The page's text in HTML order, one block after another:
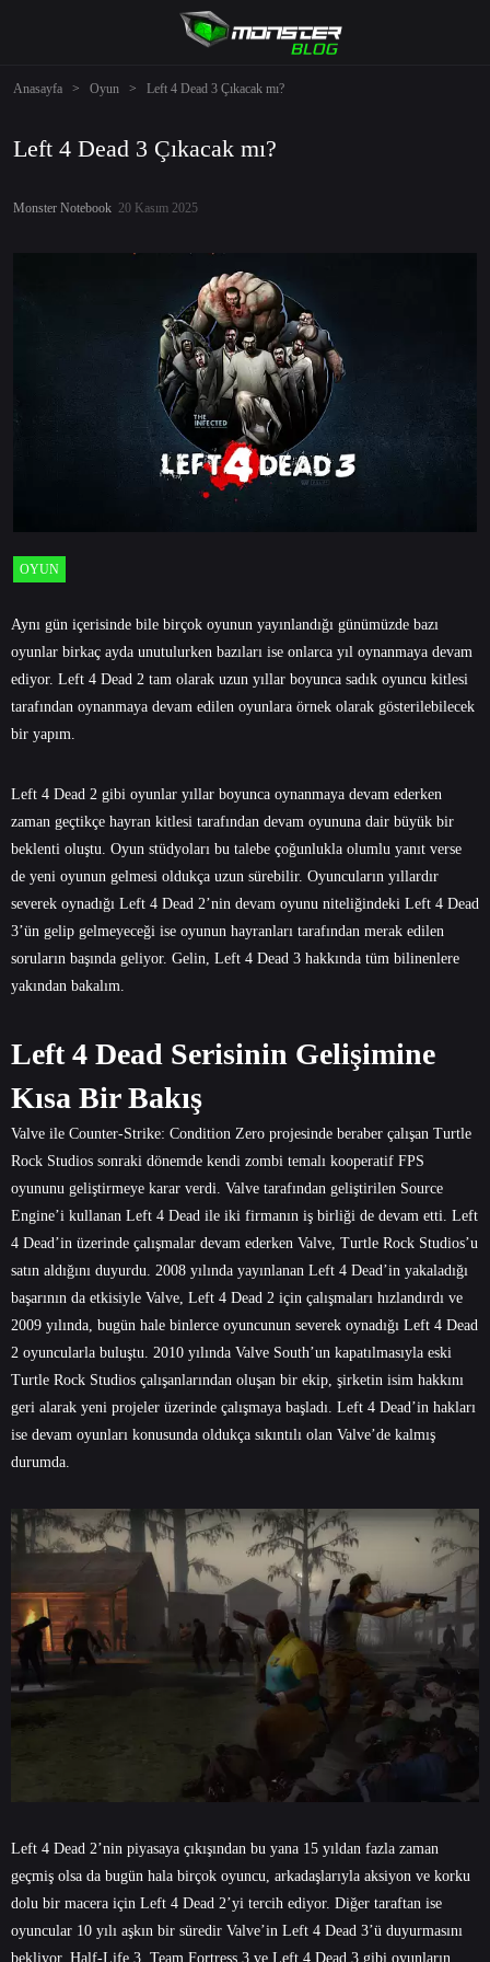
Anasayfa > Oyun > Left 4 Dead 3 Çıkacak mı?
Left 4 Dead 3 Çıkacak mı?
Monster Notebook 20 Kasım 2025
OYUN
Aynı gün içerisinde bile birçok oyunun yayınlandığı günümüzde bazı
oyunlar birkaç ayda unutulurken bazıları ise onlarca yıl oynanmaya devam
ediyor. Left 4 Dead 2 tam olarak uzun yıllar boyunca sadık oyuncu kitlesi
tarafından oynanmaya devam edilen oyunlara örnek olarak gösterilebilecek
bir yapım.
Left 4 Dead 2 gibi oyunlar yıllar boyunca oynanmaya devam ederken
zaman geçtikçe hayran kitlesi tarafından devam oyununa dair büyük bir
beklenti oluştu. Oyun stüdyoları bu talebe çoğunlukla olumlu yanıt verse
de yeni oyunun gelmesi oldukça uzun sürebilir. Oyuncuların yıllardır
severek oynadığı Left 4 Dead 2’nin devam oyunu niteliğindeki Left 4 Dead
3’ün gelip gelmeyeceği ise oyunun hayranları tarafından merak edilen
soruların başında geliyor. Gelin, Left 4 Dead 3 hakkında tüm bilinenlere
yakından bakalım.
Left 4 Dead Serisinin Gelişimine
Kısa Bir Bakış
Valve ile Counter-Strike: Condition Zero projesinde beraber çalışan Turtle
Rock Studios sonraki dönemde kendi zombi temalı kooperatif FPS
oyununu geliştirmeye karar verdi. Valve tarafından geliştirilen Source
Engine’i kullanan Left 4 Dead ile iki firmanın iş birliği de devam etti. Left
4 Dead’in üzerinde çalışmalar devam ederken Valve, Turtle Rock Studios’u
satın aldığını duyurdu. 2008 yılında yayınlanan Left 4 Dead’in yakaladığı
başarının da etkisiyle Valve, Left 4 Dead 2 için çalışmaları hızlandırdı ve
2009 yılında, bugün hale binlerce oyuncunun severek oynadığı Left 4 Dead
2 oyuncularla buluştu. 2010 yılında Valve South’un kapatılmasıyla eski
Turtle Rock Studios çalışanlarından oluşan bir ekip, şirketin isim hakkını
geri alarak yeni projeler üzerinde çalışmaya başladı. Left 4 Dead’in hakları
ise devam oyunları konusunda oldukça sıkıntılı olan Valve’de kalmış
durumda.
Left 4 Dead 2’nin piyasaya çıkışından bu yana 15 yıldan fazla zaman
geçmiş olsa da bugün hala birçok oyuncu, arkadaşlarıyla aksiyon ve korku
dolu bir macera için Left 4 Dead 2’yi tercih ediyor. Diğer taraftan ise
oyuncular 10 yılı aşkın bir süredir Valve’in Left 4 Dead 3’ü duyurmasını
bekliyor. Half-Life 3, Team Fortress 3 ve Left 4 Dead 3 gibi oyunların